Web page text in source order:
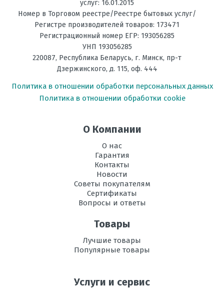
услуг: 16.01.2015
Номер в Торговом реестре/Реестре бытовых услуг/
Регистре производителей товаров: 173471
Регистрационный номер ЕГР: 193056285
УНП 193056285
220087, Республика Беларусь, г. Минск, пр-т
Дзержинского, д. 115, оф. 444
Политика в отношении обработки персональных данных
Политика в отношении обработки cookie
О Компании
О нас
Гарантия
Контакты
Новости
Советы покупателям
Сертификаты
Вопросы и ответы
Товары
Лучшие товары
Популярные товары
Услуги и сервис